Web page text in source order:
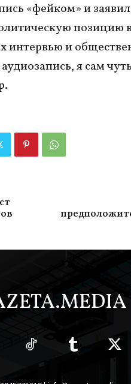
«фейком» и
позицию
интервью и
я сам